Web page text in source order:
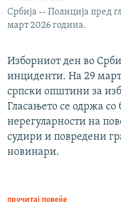
Србија -- Полиција пред
март 2026 година.
Изборниот ден во
инциденти. На 29 март
српски општини за
Гласањето се одржа со
нерегуларности на
судири и повредени
новинари.
прочитај повеќе